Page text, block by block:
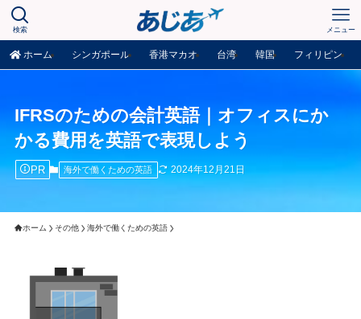
検索 メニュー
ホーム シンガポール 香港マカオ 台湾 韓国 フィリピン
IFRSのための会計英語｜オフィスにか
かる費用を英語で表現しよう
PR 海外で働くための英語 2024年12月21日
ホーム その他 海外で働くための英語